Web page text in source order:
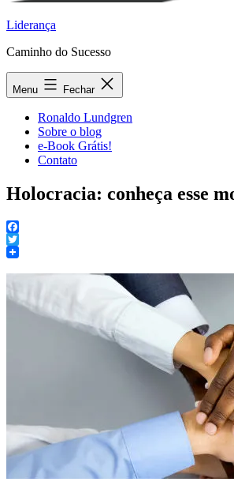
Liderança
Caminho do Sucesso
Menu Fechar
Ronaldo Lundgren
Sobre o blog
e-Book Grátis!
Contato
Holocracia: conheça esse
Facebook
Twitter